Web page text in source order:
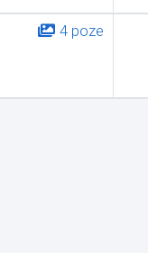
4 poze